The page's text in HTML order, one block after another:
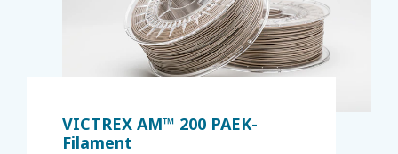
VICTREX AM™ 200 PAEK-
Filament